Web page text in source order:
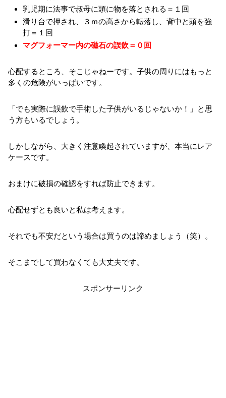
乳児期に法事で叔母に頭に物を落とされる＝１回
滑り台で押され、３ｍの高さから転落し、背中と頭を強
打＝１回
マグフォーマー内の磁石の誤飲＝０回
心配するところ、そこじゃねーです。子供の周りにはもっと
多くの危険がいっぱいです。
「でも実際に誤飲で手術した子供がいるじゃないか！」と思
う方もいるでしょう。
しかしながら、大きく注意喚起されていますが、本当にレア
ケースです。
おまけに破損の確認をすれば防止できます。
心配せずとも良いと私は考えます。
それでも不安だという場合は買うのは諦めましょう（笑）。
そこまでして買わなくても大丈夫です。
スポンサーリンク